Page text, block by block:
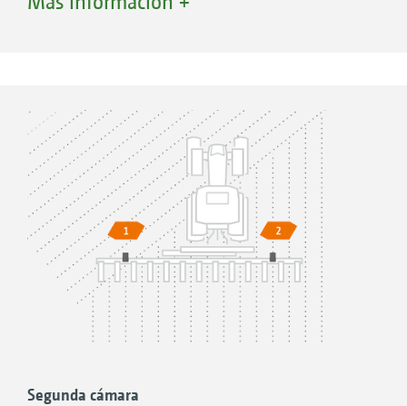
Altura de elevación del paralelogramo KPP-
M SC: 25 cm
Altura de la elevación del paralelogramo
KPP-L SC: 50 cm
Control manual o mediante GPS
Manejo mediante terminal de mando apto
para ISOBUS o AmaTron 4
Documentación de la superficie de trabajo
Segunda cámara